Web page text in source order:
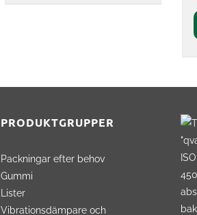
PRODUKTGRUPPER
Packningar efter behov
Gummi
Lister
Vibrationsdämpare och